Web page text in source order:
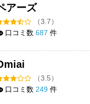
アーズ
（3.7）
口コミ数 687 件
（3.5）
口コミ数 249 件